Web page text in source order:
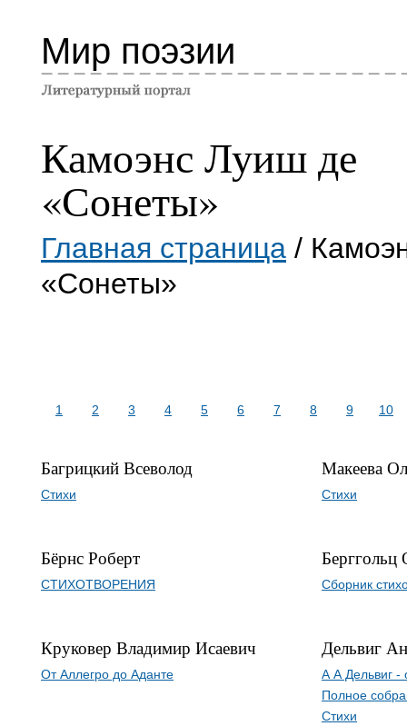
Мир поэзии
Камоэнс Луиш де
«Сонеты»
Главная страница /
«Сонеты»
1 2 3 4 5 6 7 8 9 10
Багрицкий Всеволод
Стихи
Бёрнс Роберт
СТИХОТВОРЕНИЯ
Круковер Владимир Исаевич
От Аллегро до Аданте
Макеева
Стихи
Берггольц
Сборник
Дельвиг
А А Дельвиг -
Полное
Стихи